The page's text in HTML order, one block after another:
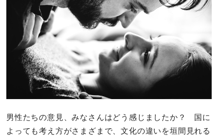
男性たちの意見、みなさんはどう感じましたか？ 国に
よっても考え方がさまざまで、文化の違いを垣間見れる